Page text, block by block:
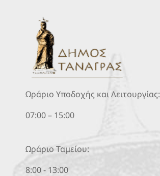
Ωράριο Υποδοχής και Λειτουργίας:
07:00 – 15:00
Ωράριο Ταμείου:
8:00 - 13:00